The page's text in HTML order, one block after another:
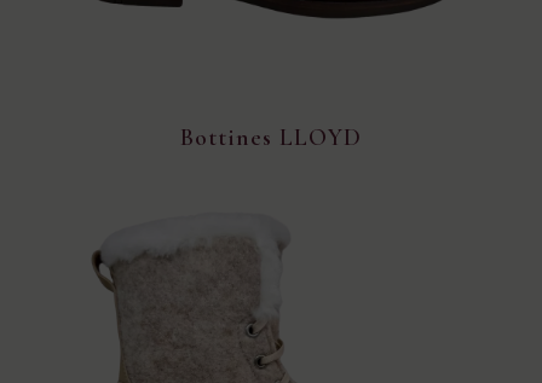
Bottines LLOYD